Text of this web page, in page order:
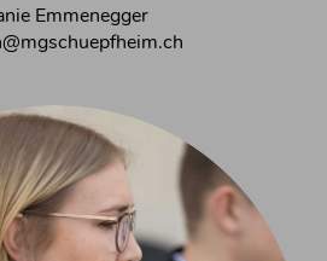
Emmenegger